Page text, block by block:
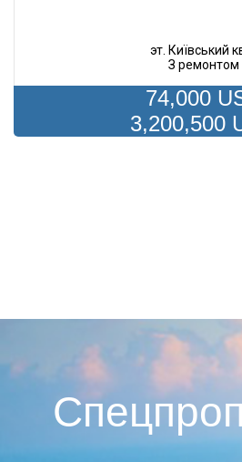
эт. Київський
З ремонтом
74,000
3,200,500